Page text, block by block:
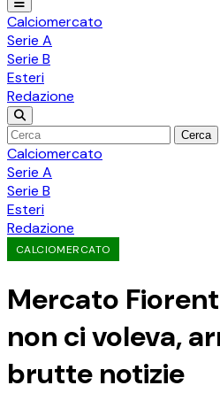
Calciomercato
Serie A
Serie B
Esteri
Redazione
Cerca
Calciomercato
Serie A
Serie B
Esteri
Redazione
CALCIOMERCATO
Mercato
non ci voleva,
brutte notizie